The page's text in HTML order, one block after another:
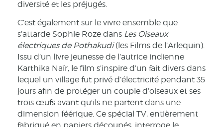
diversité et les préjugés.
C’est également sur le vivre ensemble que
s’attarde Sophie Roze dans Les Oiseaux
électriques de Pothakudi(les Films de l’Arlequin).
Issu d’un livre jeunesse de l’autrice indienne
Karthika Naïr, le film s’inspire d’un fait divers dans
lequel un village fut privé d’électricité pendant 35
jours afin de protéger un couple d’oiseaux et ses
trois œufs avant qu'ils ne partent dans une
dimension féérique. Ce spécial TV, entièrement